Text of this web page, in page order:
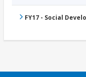
FY17 - Social